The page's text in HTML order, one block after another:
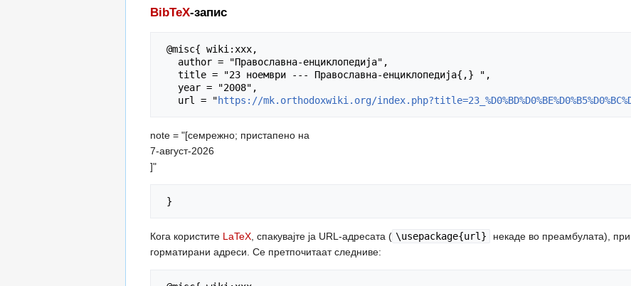
BibTeX-запис
   url = "
https://mk.orthodoxwiki.org/
note = "[семрежно; пристапено на
7-август-2026
]"
Кога користите LaTeX, спакувајте ја URL-адресата ( \usepackage{url}
некаде во преамбулата),
горматирани адреси. Се претпочитаат следниве: